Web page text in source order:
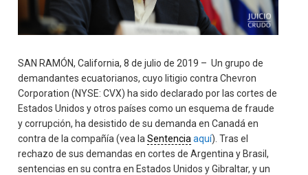
SAN RAMÓN, California, 8 de julio de 2019 – Un grupo de
demandantes ecuatorianos, cuyo litigio contra Chevron
Corporation (NYSE: CVX) ha sido declarado por las cortes de
Estados Unidos y otros países como un esquema de fraude
y corrupción, ha desistido de su demanda en Canadá en
contra de la compañía (vea laSentencia aquí). Tras el
rechazo de sus demandas en cortes de Argentina y Brasil,
sentencias en su contra en Estados Unidos y Gibraltar, y un